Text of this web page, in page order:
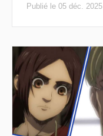
Publié le 05 déc. 2025